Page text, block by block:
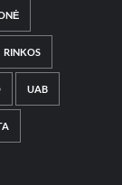
RINKOS
UAB